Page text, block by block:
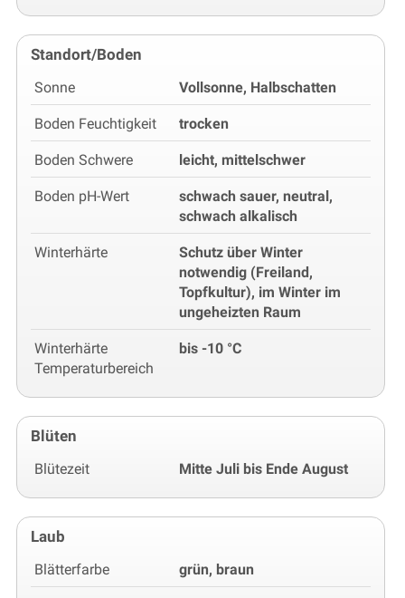
Standort/Boden
Sonne Vollsonne, Halbschatten
Boden Feuchtigkeit trocken
Boden Schwere leicht, mittelschwer
Boden pH-Wert
schwach sauer, neutral,
schwach alkalisch
Winterhärte
Schutz über Winter
notwendig (Freiland,
Topfkultur), im Winter im
ungeheizten Raum
Winterhärte
Temperaturbereich
bis -10 °C
Blüten
Blütezeit Mitte Juli bis Ende August
Laub
Blätterfarbe grün, braun